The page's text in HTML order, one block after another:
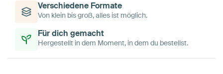
Verschiedene Formate
Von klein bis groß, alles ist möglich.
Für dich gemacht
Hergestellt in dem Moment, in dem du bestellst.